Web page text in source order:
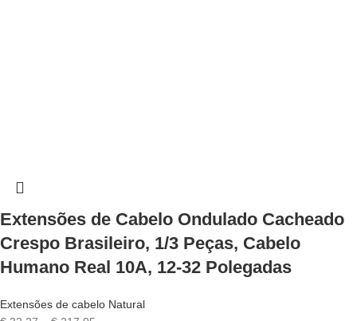
Extensões de Cabelo Ondulado Cacheado
Crespo Brasileiro, 1/3 Peças, Cabelo
Humano Real 10A, 12-32 Polegadas
Extensões de cabelo Natural